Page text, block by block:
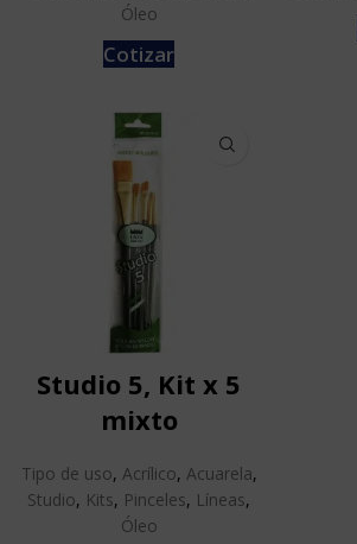
Óleo
Cotizar
Studio 5, Kit x 5
mixto
Tipo de uso, Acrílico, Acuarela,
Studio, Kits, Pinceles, Líneas,
Óleo